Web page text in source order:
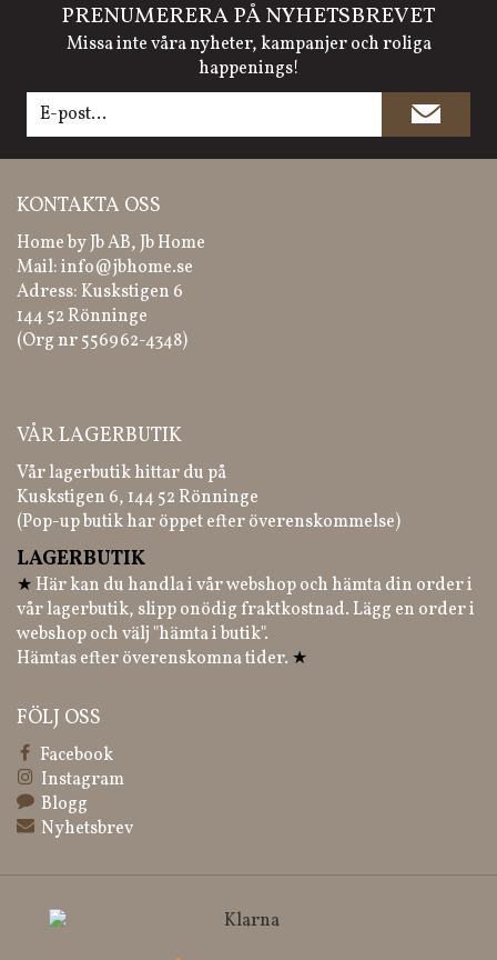
PRENUMERERA PÅ NYHETSBREVET
Missa inte våra nyheter, kampanjer och roliga
happenings!
KONTAKTA OSS
Home by Jb AB, Jb Home
Mail:info@jbhome.se
Adress: Kuskstigen 6
144 52 Rönninge
(Org nr 556962-4348)
VÅR LAGERBUTIK
Vår lagerbutik hittar du på
Kuskstigen 6, 144 52 Rönninge
(Pop-up butik har öppet efter överenskommelse)
LAGERBUTIK
★ Här kan du handla i vår webshop och hämta din order i
vår lagerbutik, slipp onödig fraktkostnad. Lägg en order i
webshop och välj "hämta i butik".
Hämtas efter överenskomna tider. ★
FÖLJ OSS
Facebook
Instagram
Blogg
Nyhetsbrev